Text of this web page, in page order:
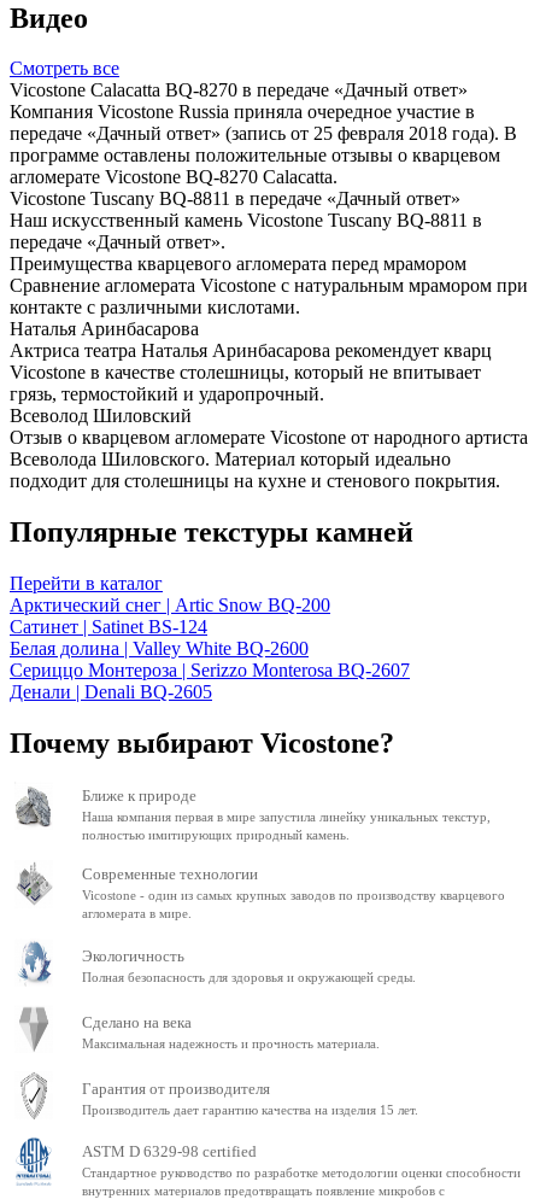
Видео
Смотреть все
Vicostone Calacatta BQ-8270 в передаче «Дачный ответ»
Компания Vicostone Russia приняла очередное участие в
передаче «Дачный ответ» (запись от 25 февраля 2018 года). В
программе оставлены положительные отзывы о кварцевом
агломерате Vicostone BQ-8270 Calacatta.
Vicostone Tuscany BQ-8811 в передаче «Дачный ответ»
Наш искусственный камень Vicostone Tuscany BQ-8811 в
передаче «Дачный ответ».
Преимущества кварцевого агломерата перед мрамором
Сравнение агломерата Vicostone с натуральным мрамором при
контакте с различными кислотами.
Наталья Аринбасарова
Актриса театра Наталья Аринбасарова рекомендует кварц
Vicostone в качестве столешницы, который не впитывает
грязь, термостойкий и ударопрочный.
Всеволод Шиловский
Отзыв о кварцевом агломерате Vicostone от народного артиста
Всеволода Шиловского. Материал который идеально
подходит для столешницы на кухне и стенового покрытия.
Популярные текстуры камней
Перейти в каталог
Арктический снег | Artic Snow BQ-200
Сатинет | Satinet BS-124
Белая долина | Valley White BQ-2600
Сериццо Монтероза | Serizzo Monterosa BQ-2607
Денали | Denali BQ-2605
Почему выбирают Vicostone?
Ближе к природе
Наша компания первая в мире запустила линейку уникальных текстур,
полностью имитирующих природный камень.
Современные технологии
Vicostone - один из самых крупных заводов по производству кварцевого
агломерата в мире.
Экологичность
Полная безопасность для здоровья и окружающей среды.
Сделано на века
Максимальная надежность и прочность материала.
Гарантия от производителя
Производитель дает гарантию качества на изделия 15 лет.
ASTM D 6329-98 certified
Стандартное руководство по разработке методологии оценки способности
внутренних материалов предотвращать появление микробов с